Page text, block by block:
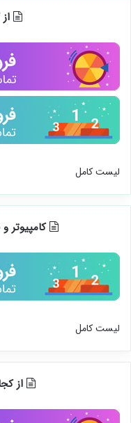
لیست کامل
کامپیوتر
لیست کامل
از